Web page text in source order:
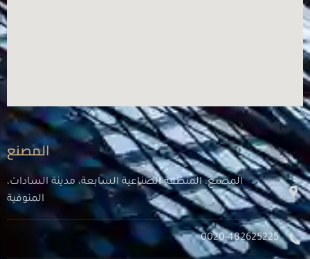
المصنع
المصنع، المنطقة الصناعية السابعة، مدينة السادات،
المنوفية
0020-482625225